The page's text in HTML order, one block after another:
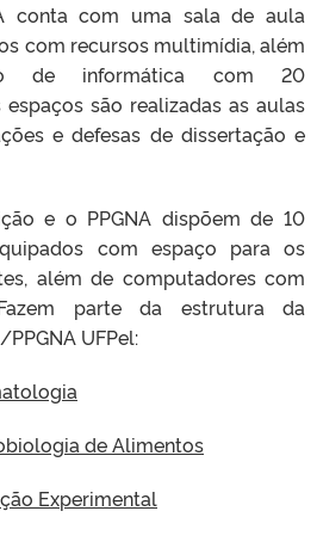
conta com uma sala de aula
com recursos multimídia, além
de informática com 20
são realizadas as aulas
e defesas de dissertação e
e o PPGNA dispõem de 10
com espaço para os
além de computadores com
parte da estrutura da
UFPel:
de Alimentos
Experimental